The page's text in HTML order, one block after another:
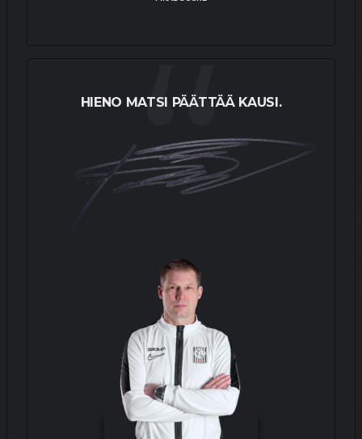
HIENO MATSI PÄÄTTÄÄ KAUSI.